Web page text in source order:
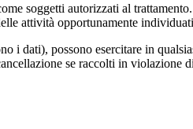
soggetti autorizzati al
attività opportunamente
i dati), possono esercitare in
se raccolti in violazione